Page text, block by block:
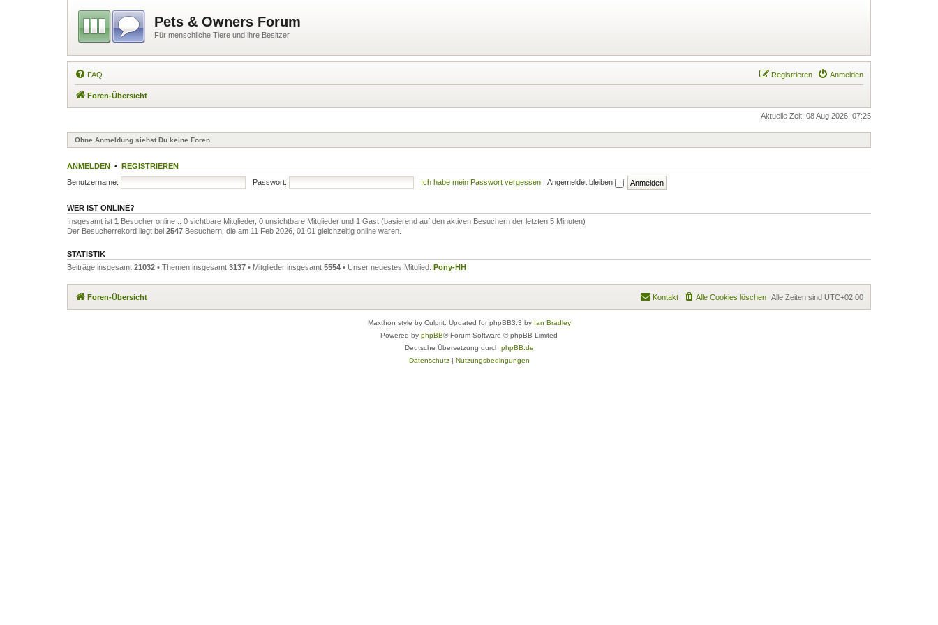
Pets & Owners Forum
Für menschliche Tiere und ihre Besitzer
FAQ Anmelden
Registrieren
Foren-Übersicht
Aktuelle Zeit: 08 Aug 2026, 07:25
Ohne Anmeldung siehst Du keine Foren.
ANMELDEN • REGISTRIEREN
Benutzername:
Passwort: Ich habe mein Passwort vergessen | Angemeldet bleiben
WER IST ONLINE?
Insgesamt ist 1 Besucher online :: 0 sichtbare Mitglieder, 0 unsichtbare Mitglieder und 1 Gast (basierend auf den aktiven Besuchern der letzten 5 Minuten)
Der Besucherrekord liegt bei 2547 Besuchern, die am 11 Feb 2026, 01:01 gleichzeitig online waren.
STATISTIK
Beiträge insgesamt 21032 • Themen insgesamt 3137 • Mitglieder insgesamt 5554 • Unser neuestes Mitglied: Pony-HH
Foren-Übersicht Alle Zeiten sind UTC+02:00
Alle Cookies löschen
Kontakt
Maxthon style by Culprit. Updated for phpBB3.3 by Ian Bradley
Powered by phpBB® Forum Software © phpBB Limited
Deutsche Übersetzung durch phpBB.de
Datenschutz| Nutzungsbedingungen